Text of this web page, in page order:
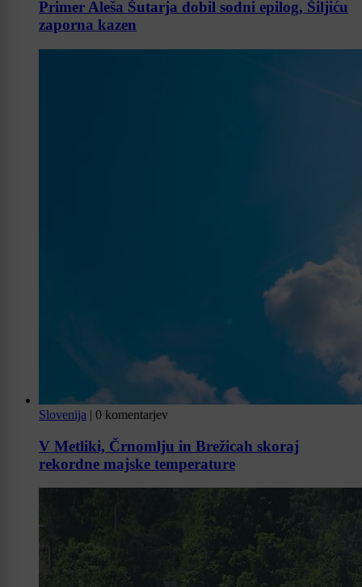
Primer Aleša Šutarja dobil sodni epilog, Šiljiću
zaporna kazen
Slovenija | 0 komentarjev
V Metliki, Črnomlju in Brežicah skoraj
rekordne majske temperature